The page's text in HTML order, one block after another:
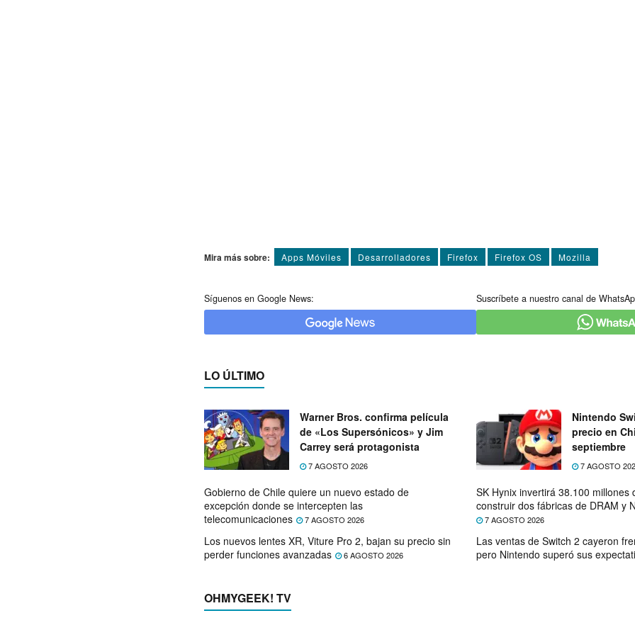
Mira más sobre: Apps Móviles Desarrolladores Firefox Firefox OS Mozilla
Síguenos en Google News: Suscríbete a nuestro canal de
LO ÚLTIMO
Warner Bros. confirma película
de «Los Supersónicos» y Jim
Carrey será protagonista
7 AGOSTO 2026
Nintendo
precio en
septiembre
7 AGOSTO
Gobierno de Chile quiere un nuevo estado de
excepción donde se intercepten las
telecomunicaciones
7 AGOSTO 2026
SK Hynix invertirá 38.100 millones
construir dos fábricas de DRAM y
7 AGOSTO 2026
Los nuevos lentes XR, Viture Pro 2, bajan su precio sin
perder funciones avanzadas
6 AGOSTO 2026
Las ventas de Switch 2 cayeron
pero Nintendo superó sus
OHMYGEEK! TV